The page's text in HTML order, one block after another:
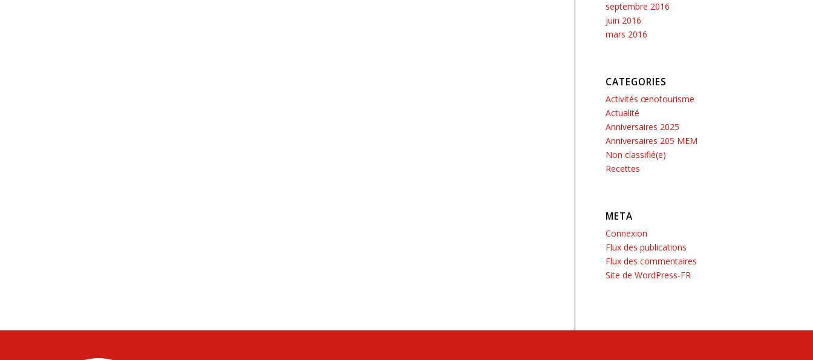
septembre 2016
juin 2016
mars 2016
CATEGORIES
Activités œnotourisme
Actualité
Anniversaires 2025
Anniversaires 205 MEM
Non classifié(e)
Recettes
META
Connexion
Flux des publications
Flux des commentaires
Site de WordPress-FR